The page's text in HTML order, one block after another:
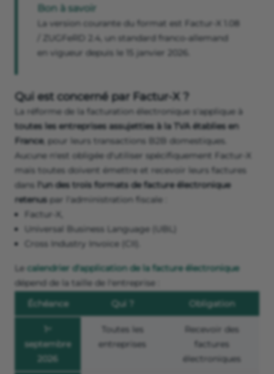
Bon à savoir
La version courante du format est Factur-X 1.08
/ ZUGFeRD 2.4, un standard franco-allemand
en vigueur depuis le 15 janvier 2026.
Qui est concerné par Factur-X ?
La réforme de la facturation électronique s'applique à
toutes les entreprises assujetties à la TVA établies en
France, pour leurs transactions B2B domestiques.
Aucune n'est obligée d'utiliser spécifiquement Factur-X
mais toutes doivent émettre et recevoir leurs factures
dans
l'un des trois formats de facture électronique
retenus par l'administration fiscale :
Factur-X,
Universal Business Language (UBL)
Cross Industry Invoice (CII).
Le calendrier d'application de la facture électronique
dépend de la taille de l'entreprise :
Échéance
Qui ? Obligation
1ᵉʳ
septembre
2026
Toutes les
entreprises
Recevoir des
factures
électroniques